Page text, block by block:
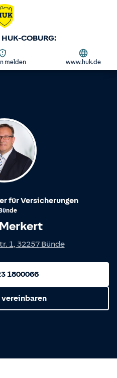
COBURG:
melden www.huk.de
für Versicherungen
Bünde
1, 32257 Bünde
1800066
vereinbaren